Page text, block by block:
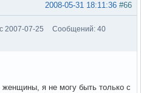
#66
2008-05-31 18:11:36
2007-07-25
Сообщений: 40
я не могу быть только с